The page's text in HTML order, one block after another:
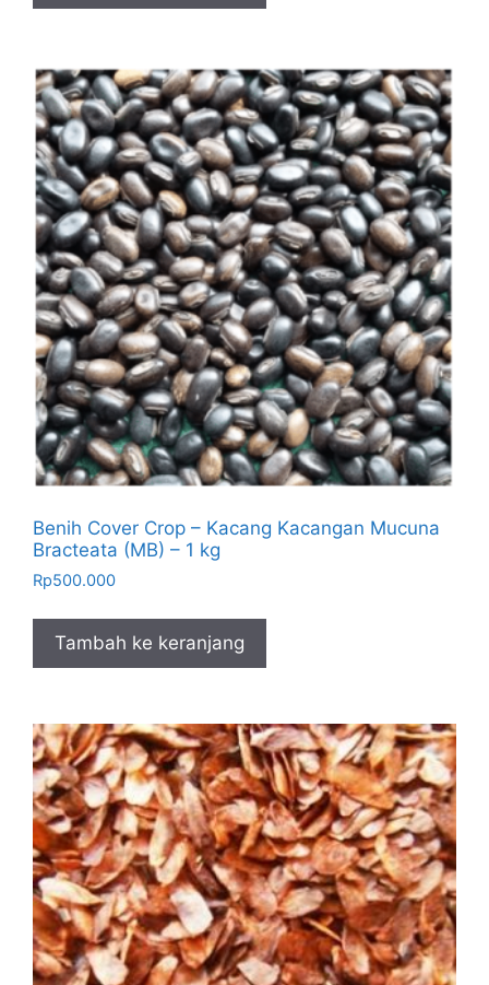
Benih Cover Crop – Kacang Kacangan Mucuna
Bracteata (MB) – 1 kg
Rp500.000
Tambah ke keranjang